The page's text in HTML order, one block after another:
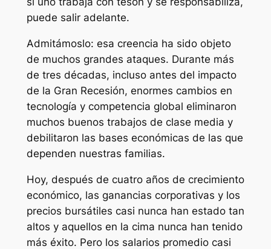
puede salir adelante.
Admitámoslo: esa creencia ha sido objeto
de muchos grandes ataques. Durante más
de tres décadas, incluso antes del impacto
de la Gran Recesión, enormes cambios en
tecnología y competencia global eliminaron
muchos buenos trabajos de clase media y
debilitaron las bases económicas de las que
dependen nuestras familias.
Hoy, después de cuatro años de crecimiento
económico, las ganancias corporativas y los
precios bursátiles casi nunca han estado tan
altos y aquellos en la cima nunca han tenido
más éxito. Pero los salarios promedio casi